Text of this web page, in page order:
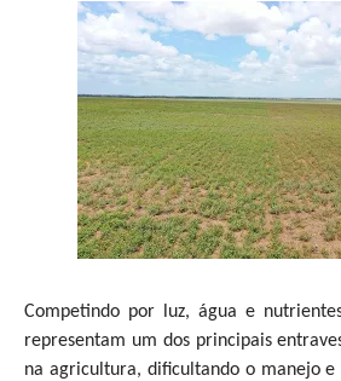
Competindo por luz, água e
representam um dos principais
na agricultura, dificultando o manejo e